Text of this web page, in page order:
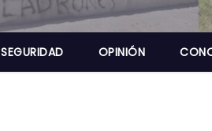
SEGURIDAD OPINIÓN